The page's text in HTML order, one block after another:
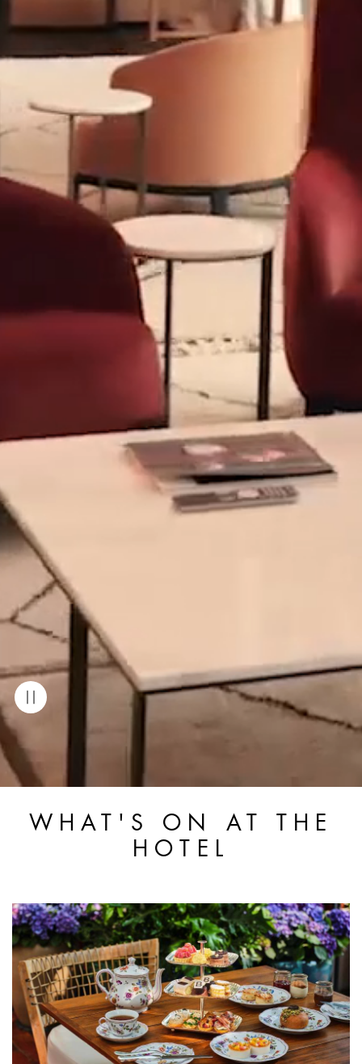
WHAT'S ON AT THE
HOTEL